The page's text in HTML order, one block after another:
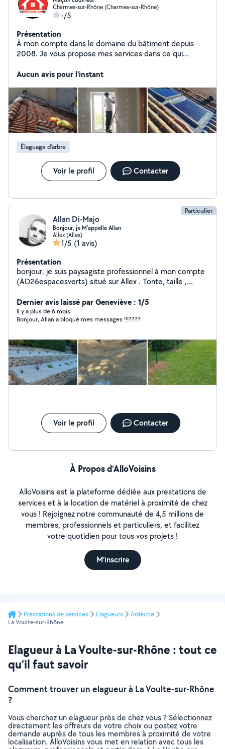
Charmes-sur-Rhône (Charmes-sur-Rhône)
-/5
Présentation
À mon compte dans le domaine du bâtiment depuis
2008. Je vous propose mes services dans ce qui
d'ouverture les aménagements intérieurs placo peinture
demande nous sommes à votre service
Aucun avis pour l'instant
Élaguage d'arbre
Voir le profil Contacter
Particulier
Allan Di-Majo
Bonjour, je M'appelle Allan
Allex (Allex)
1/5 (1 avis)
Présentation
bonjour, je suis paysagiste professionnel à mon compte
(AD26espacesverts) situé sur Allex . Tonte, taille ,
Élagage, création de massif, aménagement. équipé
Dernier avis laissé par Geneviève : 1/5
Il y a plus de 6 mois
Bonjour, Allan a bloqué mes messages !!!????
Voir le profil Contacter
À Propos d’AlloVoisins
AlloVoisins est la plateforme dédiée aux prestations de
services et à la location de matériel à proximité de chez
vous ! Rejoignez notre communauté de 4,5 millions de
membres, professionnels et particuliers, et facilitez
votre quotidien pour tous vos projets !
M'inscrire
Prestations de services Elagueurs
Ardèche
La Voulte-sur-Rhône
Elagueur à La Voulte-sur-Rhône : tout ce
qu’il faut savoir
Comment trouver un elagueur à La Voulte-sur-Rhône
?
Vous cherchez un elagueur près de chez vous ? Sélectionnez
directement les offreurs de votre choix ou postez votre
demande auprès de tous les membres à proximité de votre
localisation. AlloVoisins vous met en relation avec tous les